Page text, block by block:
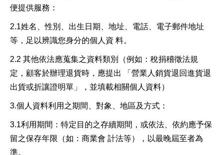
便提供服務：
2.1姓名、性別、出生日期、地址、電話、電子郵件地址
等，足以辨識您身分的個人資 料。
2.2 其他依法應蒐集之資料類別（例如：稅捐稽徵法規
定，顧客於辦理退貨時，應提出 「營業人銷貨退回進貨退
出貨或折讓證明單」，並填載相關個人資料）
3.個人資料利用之期間、對象、地區及方式：
3.1利用期間：特定目的之存續期間，或依法、依約應予保
留之保存年限（如：商業會 計法等），以最晚屆至者為
準。